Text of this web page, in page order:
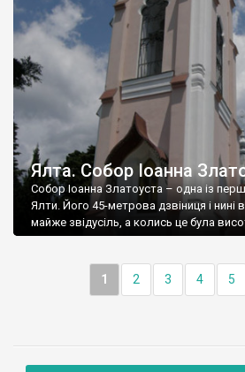
Ялта. Собор Іоанна
Собор Іоанна Златоуста – одна із
Ялти. Його 45-метрова дзвіниця і нині
майже звідусіль, а колись це була
1 2 3 4 5